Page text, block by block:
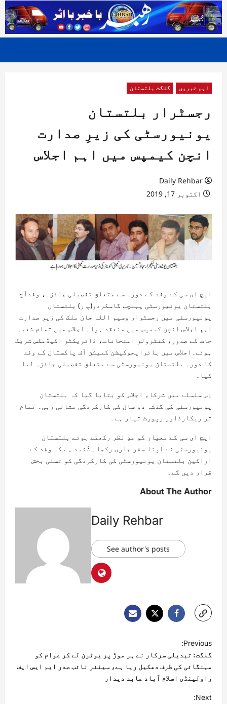
اہم خبریں گلگت بلتستان
رجسٹرار بلتستان
یونیورسٹی کی زیرِ صدارت
انچن کیمپس میں اہم اجلاس
Daily Rehbar
اکتوبر 17, 2019
ایچ ای سی کے وفد کے دورہ سے متعلق تفصیلی جائزہ، وفدآج
بلتستان یونیورسٹی پہنچے گا سکردو(پ ر) بلتستان
یونیورسٹی میں رجسٹرار وسیم اللہ جان ملک کی زیرِ صدارت
اہم اجلاس انچن کیمپس میں منعقد ہوا۔ اجلاس میں تمام شعبہ
جات کے صدور، کنٹرولر امتحانات، ڈائریکٹر اکیڈمکس شریک
ہوئے۔اجلاس میں ہائرایجوکیشن کمیشن آف پاکستان کے وفد
کا دورہ بلتستان یونیورسٹی سے متعلق تفصیلی جائزہ لیا
گیا۔
اِس سلسلے میں شرکاء اجلاس کو بتایا گیا کہ بلتستان
یونیورسٹی کی گذشہ دو سال کی کارکردگی مثالی رہی۔ تمام
تر ریکارڈاور رپورٹ تیار ہے۔
ایچ ای سی کے معیار کو مدِ نظر رکھتے ہوئے بلتستان
یونیورسٹی نے اپنا سفر جاری رکھا۔ شُنید ہے کہ وفد کے
اراکین بلتستان یونیورسٹی کی کارکردگی کو تسلی بخش
قرار دیں گے۔
About The Author
Daily Rehbar
See author's posts
Previous:
گلگت: تبدیلی سرکار نے ہر موڑ پر یوٹرن لے کر عوام کو
مہنگائی کی طرف دھکیل رہا ہے، سینئر نائب صدر ایم ایس ایف
راولپنڈی اسلام آباد عابد دیدار
Next: